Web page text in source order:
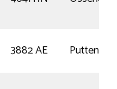
3882 AE
Putten